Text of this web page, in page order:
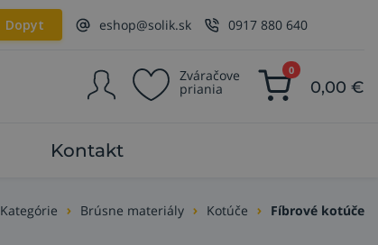
Dopyt eshop@solik.sk 0917 880 640
Zváračove
priania
0
0,00 €
Kontakt
Kategórie Brúsne materiály Kotúče Fíbrové kotúče